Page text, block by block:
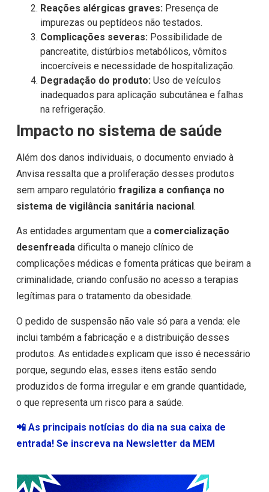
Reações alérgicas graves: Presença de
impurezas ou peptídeos não testados.
Complicações severas:Possibilidade de
pancreatite, distúrbios metabólicos, vômitos
incoercíveis e necessidade de hospitalização.
Degradação do produto:Uso de veículos
inadequados para aplicação subcutânea e falhas
na refrigeração.
Impacto no sistema de saúde
Além dos danos individuais, o documento enviado à
Anvisa ressalta que a proliferação desses produtos
sem amparo regulatório fragiliza a confiança no
sistema de vigilância sanitária nacional.
As entidades argumentam que a comercialização
desenfreadadificulta o manejo clínico de
complicações médicas e fomenta práticas que beiram a
criminalidade, criando confusão no acesso a terapias
legítimas para o tratamento da obesidade.
O pedido de suspensão não vale só para a venda: ele
inclui também a fabricação e a distribuição desses
produtos. As entidades explicam que isso é necessário
porque, segundo elas, esses itens estão sendo
produzidos de forma irregular e em grande quantidade,
o que representa um risco para a saúde.
📲 As principais notícias do dia na sua caixa de
entrada! Se inscreva na Newsletter da MEM